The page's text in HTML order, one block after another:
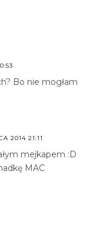
Bo nie mogłam
2014 21:11
mejkapem :D
MAC